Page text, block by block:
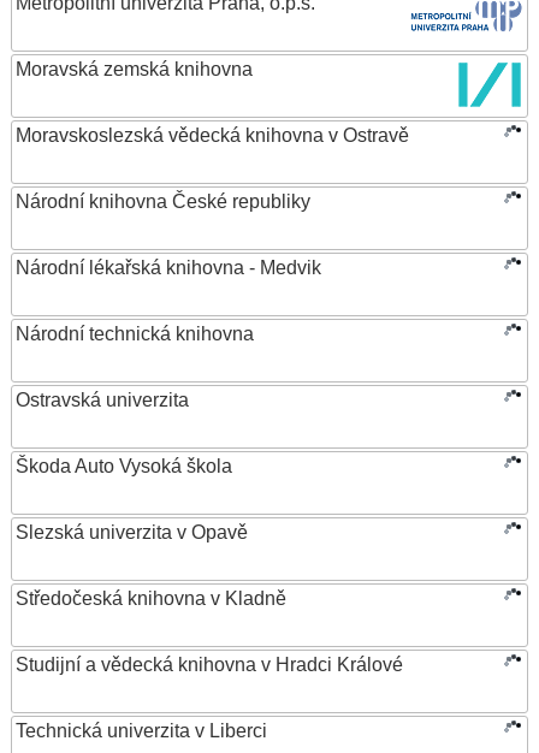
Moravská zemská knihovna
Moravskoslezská vědecká knihovna v Ostravě
Národní knihovna České republiky
Národní lékařská knihovna - Medvik
Národní technická knihovna
Ostravská univerzita
Škoda Auto Vysoká škola
Slezská univerzita v Opavě
Středočeská knihovna v Kladně
Studijní a vědecká knihovna v Hradci Králové
Technická univerzita v Liberci